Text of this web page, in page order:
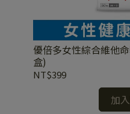
優倍多女性綜合維他
盒)
NT$399
加